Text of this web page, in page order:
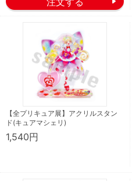
【全プリキュア展】アクリルスタン
ド(キュアマシェリ)
1,540円